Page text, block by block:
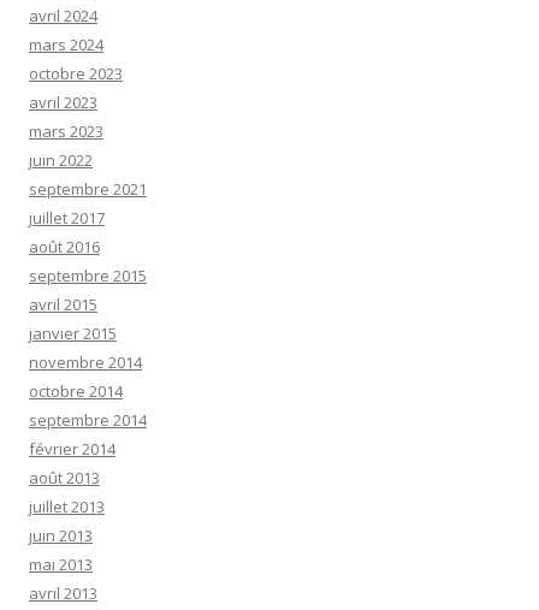
avril 2024
mars 2024
octobre 2023
avril 2023
mars 2023
juin 2022
septembre 2021
juillet 2017
août 2016
septembre 2015
avril 2015
janvier 2015
novembre 2014
octobre 2014
septembre 2014
février 2014
août 2013
juillet 2013
juin 2013
mai 2013
avril 2013